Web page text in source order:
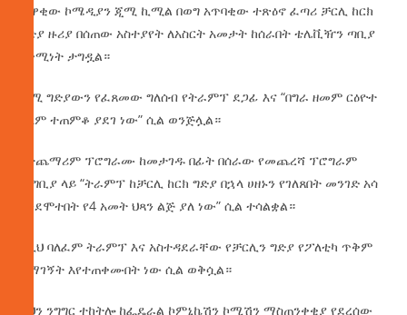
ታዋቂው ኮሜዲያን ጂሚ ኪሚል በወግ አጥባቂው ተጽዕኖ ፈጣሪ ቻርሊ ከርክ
ግድያ ዙሪያ በሰጠው አስተያየት ለአስርት አመታት ከሰራበት ቴሌቪዥን ጣቢያ
በቋሚነት ታግዷል።
ጂሚ ግድያውን የፈጸመው ግለሰብ የትራምፕ ደጋፊ እና “በግራ ዘመም ርዕዮተ
አለም ተጠምቆ ያደገ ነው” ሲል ወንጅሏል።
በተጨማሪም ፕሮግራሙ ከመታገዱ በፊት በሰራው የመጨረሻ ፕሮግራም
መግቢያ ላይ “ትራምፕ ከቻርሊ ከርክ ግድያ በኋላ ሀዘኑን የገለጸበት መንገድ አሳ
እንደሞተበት የ4 አመት ህጻን ልጅ ያለ ነው” ሲል ተሳልቋል።
ከዚህ ባለፈም ትራምፕ እና አስተዳደራቸው የቻርሊን ግድያ የፖለቲካ ጥቅም
ለማገኝት እየተጠቀሙበት ነው ሲል ወቅሷል።
ይህን ንግግር ተከትሎ ከፌዴራል ኮምኒኬሽን ኮሚሽን ማስጠንቀቂያ የደረሰው